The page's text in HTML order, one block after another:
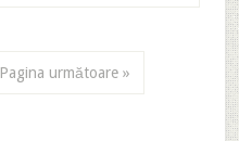
Pagina următoare »